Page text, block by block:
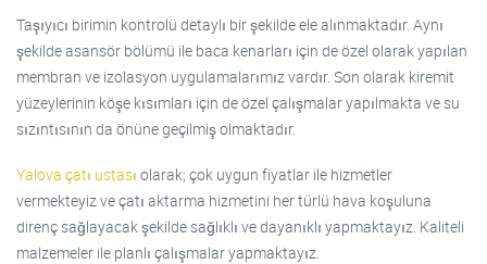
Taşıyıcı birimin kontrolü detaylı bir şekilde ele alınmaktadır. Aynı
şekilde asansör bölümü ile baca kenarları için de özel olarak yapılan
membran ve izolasyon uygulamalarımız vardır. Son olarak kiremit
yüzeylerinin köşe kısımları için de özel çalışmalar yapılmakta ve su
sızıntısının da önüne geçilmiş olmaktadır.
Yalova çatı ustası olarak; çok uygun fiyatlar ile hizmetler
vermekteyiz ve çatı aktarma hizmetini her türlü hava koşuluna
direnç sağlayacak şekilde sağlıklı ve dayanıklı yapmaktayız. Kaliteli
malzemeler ile planlı çalışmalar yapmaktayız.